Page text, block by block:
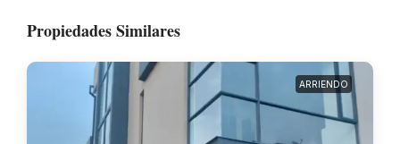
Propiedades Similares
ARRIENDO